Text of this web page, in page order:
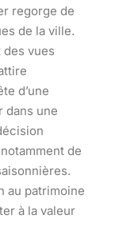
regorge de
de la ville.
vues
d’une
dans une
de
au patrimoine
à la valeur